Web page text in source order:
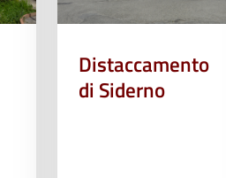
Distaccamento
di Siderno